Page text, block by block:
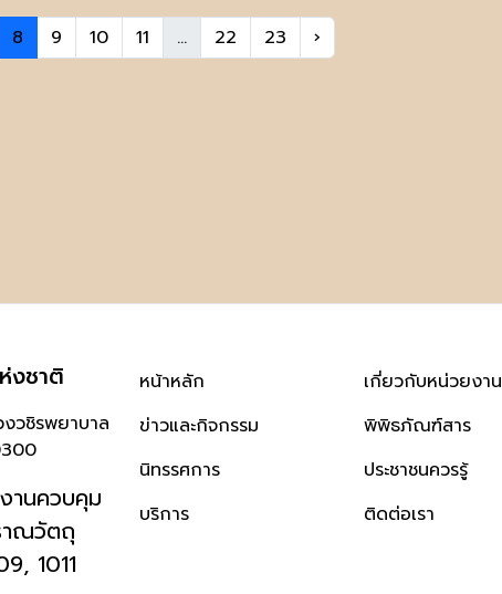
8 9 10 11 ... 22 23 ›
งชาติ
วชิรพยาบาล
านควบคุม
าณวัตถุ
1011
หน้าหลัก
ข่าวและกิจกรรม
นิทรรศการ
บริการ
เกี่ยวกับหน่วยงาน
พิพิธภัณฑ์สาร
ประชาชนควรรู้
ติดต่อเรา